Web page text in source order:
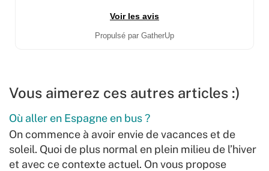
Voir les avis
Propulsé par GatherUp
Vous aimerez ces autres articles :)
Où aller en Espagne en bus ?
On commence à avoir envie de vacances et de
soleil. Quoi de plus normal en plein milieu de l’hiver
et avec ce contexte actuel. On vous propose